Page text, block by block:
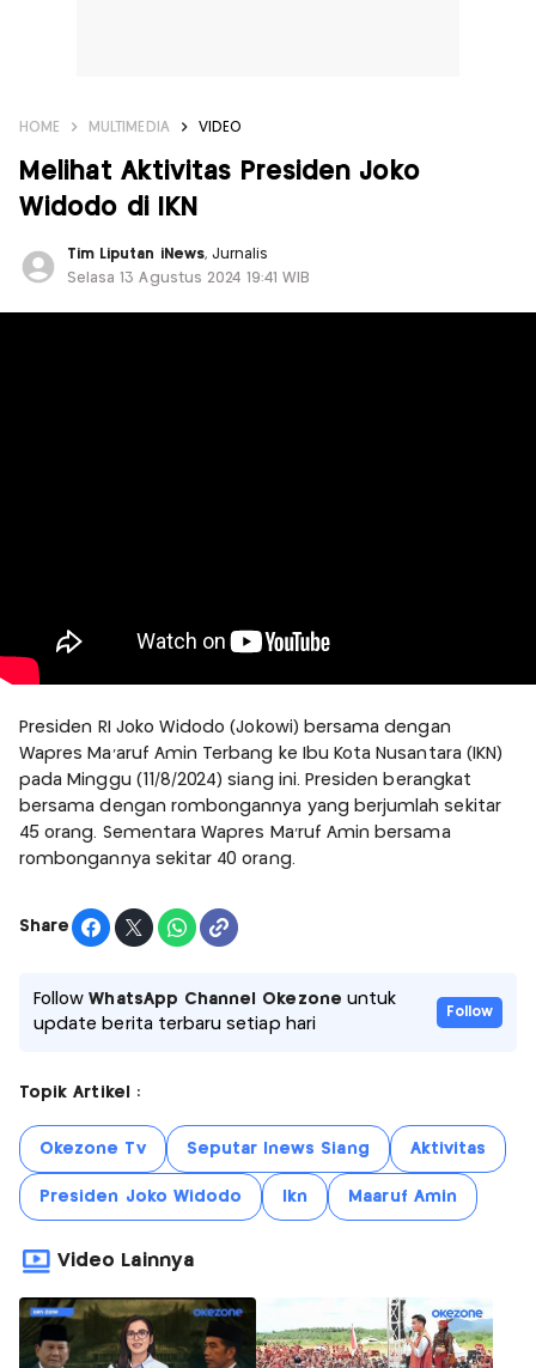
HOME MULTIMEDIA VIDEO
Melihat Aktivitas Presiden Joko
Widodo di IKN
Tim Liputan iNews, Jurnalis
Selasa 13 Agustus 2024 19:41 WIB
Presiden RI Joko Widodo (Jokowi) bersama dengan
Wapres Ma'aruf Amin Terbang ke Ibu Kota Nusantara (IKN)
pada Minggu (11/8/2024) siang ini. Presiden berangkat
bersama dengan rombongannya yang berjumlah sekitar
45 orang. Sementara Wapres Ma'ruf Amin bersama
rombongannya sekitar 40 orang.
Share
FollowWhatsApp Channel Okezone untuk
update berita terbaru setiap hari
Follow
Topik Artikel :
Okezone Tv Seputar Inews Siang Aktivitas
Presiden Joko Widodo Ikn Maaruf Amin
Video Lainnya